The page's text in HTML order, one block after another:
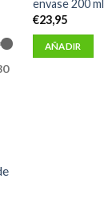
envase 200 ml
€23,95
AÑADIR